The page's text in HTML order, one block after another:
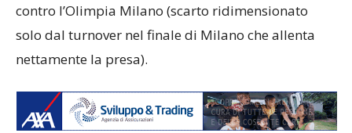
contro l’Olimpia Milano (scarto ridimensionato
solo dal turnover nel finale di Milano che allenta
nettamente la presa).